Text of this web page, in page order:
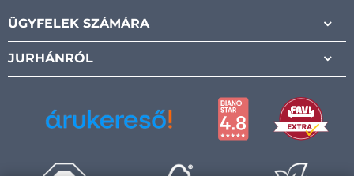
ÜGYFELEK SZÁMÁRA
JURHÁNRÓL